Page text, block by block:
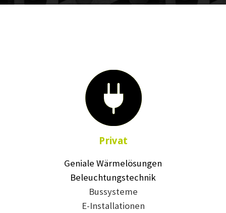
Privat
Geniale Wärmelösungen
Beleuchtungstechnik
Bussysteme
E-Installationen